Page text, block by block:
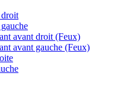
droit
avant droit (Feux)
avant gauche (Feux)